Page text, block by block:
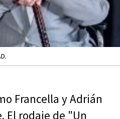
Francella y Adrián
El rodaje de "Un